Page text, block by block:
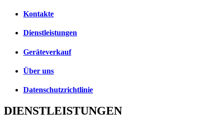
Kontakte
Dienstleistungen
Geräteverkauf
Über uns
Datenschutzrichtlinie
DIENSTLEISTUNGEN